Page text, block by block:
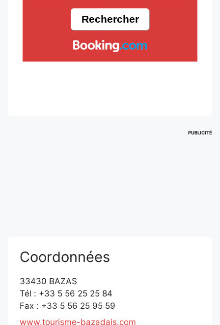
PUBLICITÉ
Coordonnées
33430 BAZAS
Tél : +33 5 56 25 25 84
Fax : +33 5 56 25 95 59
www.tourisme-bazadais.com